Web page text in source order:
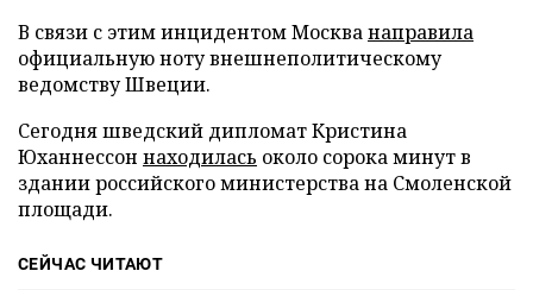
В связи с этим инцидентом Москванаправила
официальную ноту внешнеполитическому
ведомству Швеции.
Сегодня шведский дипломат Кристина
Юханнессон находилась около сорока минут в
здании российского министерства на Смоленской
площади.
СЕЙЧАС ЧИТАЮТ